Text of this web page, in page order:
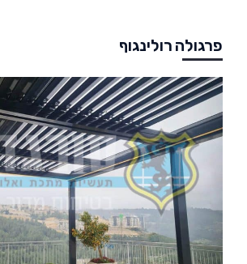
פרגולה רולינגוף